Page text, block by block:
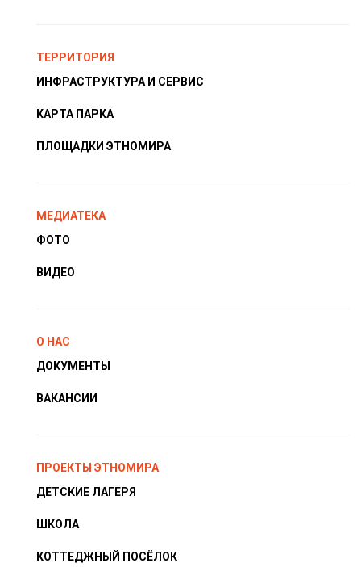
ТЕРРИТОРИЯ
ИНФРАСТРУКТУРА И СЕРВИС
КАРТА ПАРКА
ПЛОЩАДКИ ЭТНОМИРА
МЕДИАТЕКА
ФОТО
ВИДЕО
О НАС
ДОКУМЕНТЫ
ВАКАНСИИ
ПРОЕКТЫ ЭТНОМИРА
ДЕТСКИЕ ЛАГЕРЯ
ШКОЛА
КОТТЕДЖНЫЙ ПОСЁЛОК